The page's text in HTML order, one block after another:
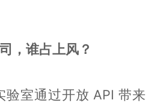
，谁占上风？
验室通过开放 API 带来